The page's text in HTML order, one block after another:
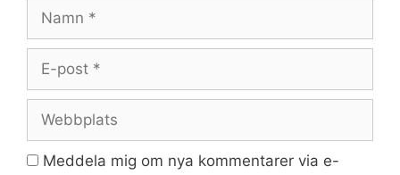
post
Meddela mig om nya kommentarer via e-